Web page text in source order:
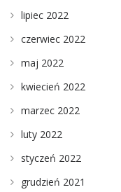
lipiec 2022
czerwiec 2022
maj 2022
kwiecień 2022
marzec 2022
luty 2022
styczeń 2022
grudzień 2021